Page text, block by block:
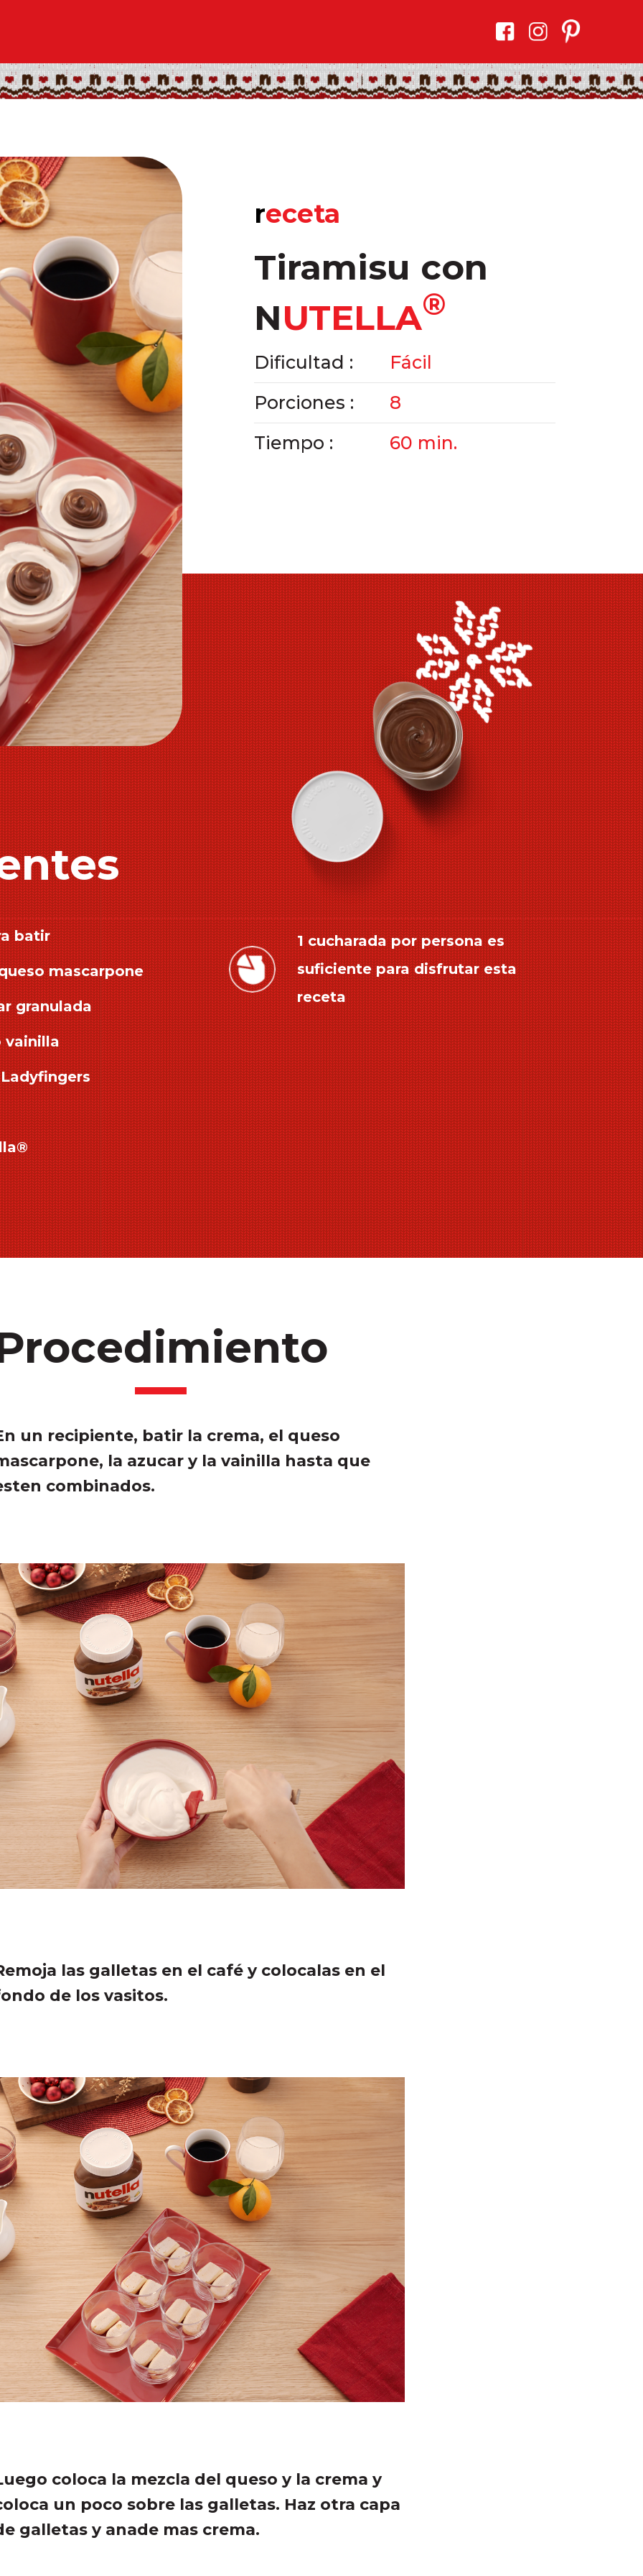
receta
Tiramisu con
NUTELLA®
Dificultad :
Fácil
Porciones :
8
Tiempo :
60 min.
batir
mascarpone
granulada
vainilla
1 cucharada por persona es
suficiente para disfrutar esta
receta
un recipiente, batir la crema, el queso
la azucar y la vainilla hasta que
combinados.
las galletas en el café y colocalas en el
de los vasitos.
coloca la mezcla del queso y la crema y
un poco sobre las galletas. Haz otra capa
galletas y anade mas crema.